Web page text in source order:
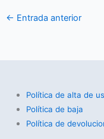
← Entrada anterior
Política de alta de
Política de baja
Política de